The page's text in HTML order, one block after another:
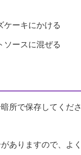
ケーキにかける
ソースに混ぜる
所で保存してくだ
ありますので、よ